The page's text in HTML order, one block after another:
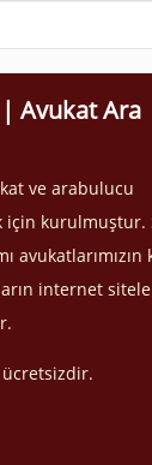
Avukat Ara
ve arabulucu
için kurulmuştur.
avukatlarımızın
internet